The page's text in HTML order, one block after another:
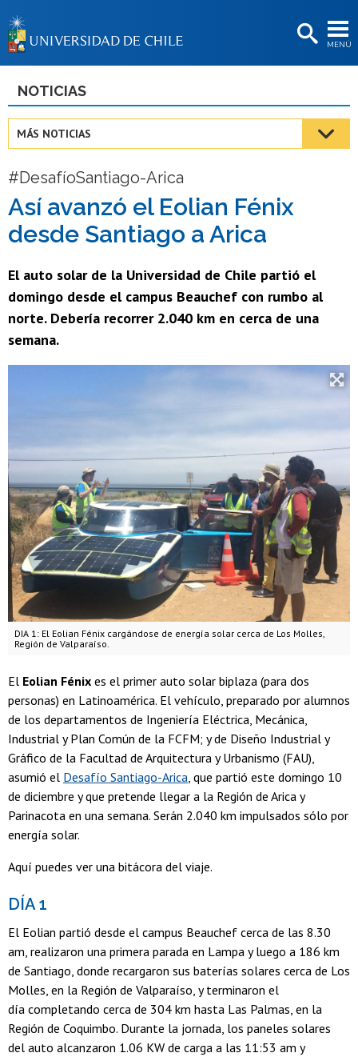
MENÚ
BIBLIOTECAS
Estudiantes
Académicas/os
Funcionarias/os
Egresadas/os
NOTICIAS
MÁS NOTICIAS
#DesafíoSantiago-Arica
Así avanzó el Eolian Fénix
desde Santiago a Arica
El auto solar de la Universidad de Chile partió el
domingo desde el campus Beauchef con rumbo al
norte. Debería recorrer 2.040 km en cerca de una
semana.
DIA 1: El Eolian Fénix cargándose de energía solar cerca de Los Molles,
Región de Valparaíso.
El Eolian Fénix es el primer auto solar biplaza (para dos
personas) en Latinoamérica. El vehículo, preparado por alumnos
de los departamentos de Ingeniería Eléctrica, Mecánica,
Industrial y Plan Común de la FCFM; y de Diseño Industrial y
Gráfico de la Facultad de Arquitectura y Urbanismo (FAU),
asumió el Desafío Santiago-Arica, que partió este domingo 10
de diciembre y que pretende llegar a la Región de Arica y
Parinacota en una semana. Serán 2.040 km impulsados sólo por
energía solar.
Aquí puedes ver una bitácora del viaje.
DÍA 1
El Eolian partió desde el campus Beauchef cerca de las 8.30
am, realizaron una primera parada en Lampa y luego a 186 km
de Santiago, donde recargaron sus baterías solares cerca de Los
Molles, en la Región de Valparaíso, y terminaron el
día completando cerca de 304 km hasta Las Palmas, en la
Región de Coquimbo. Durante la jornada, los paneles solares
del auto alcanzaron 1.06 KW de carga a las 11:53 am y